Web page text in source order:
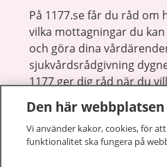
På 1177.se får du råd
vilka mottagningar du
och göra dina
sjukvårdsrådgivning
1177 ger dig råd när du
Den här
Vi använder kakor, cookies, för
funktionalitet ska fungera på